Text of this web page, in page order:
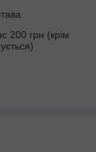
200 грн (крім